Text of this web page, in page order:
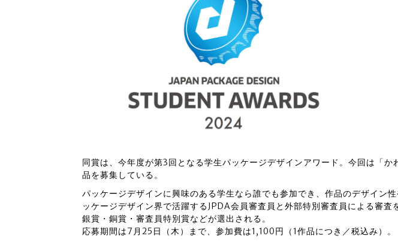
同賞は、今年度が第3回となる学生パッケージデザインアワード。今回は「か
品を募集している。
パッケージデザインに興味のある学生なら誰でも参加でき、作品のデザイン
ッケージデザイン界で活躍するJPDA会員審査員と外部特別審査員による審査
銀賞・銅賞・審査員特別賞などが選出される。
応募期間は7月25日（木）まで、参加費は1,100円（1作品につき／税込み）。